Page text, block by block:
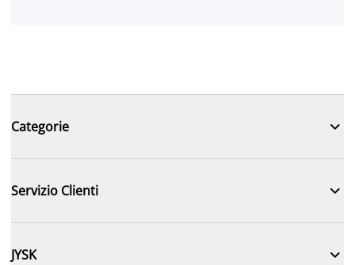
Categorie 
Servizio Clienti 
JYSK 